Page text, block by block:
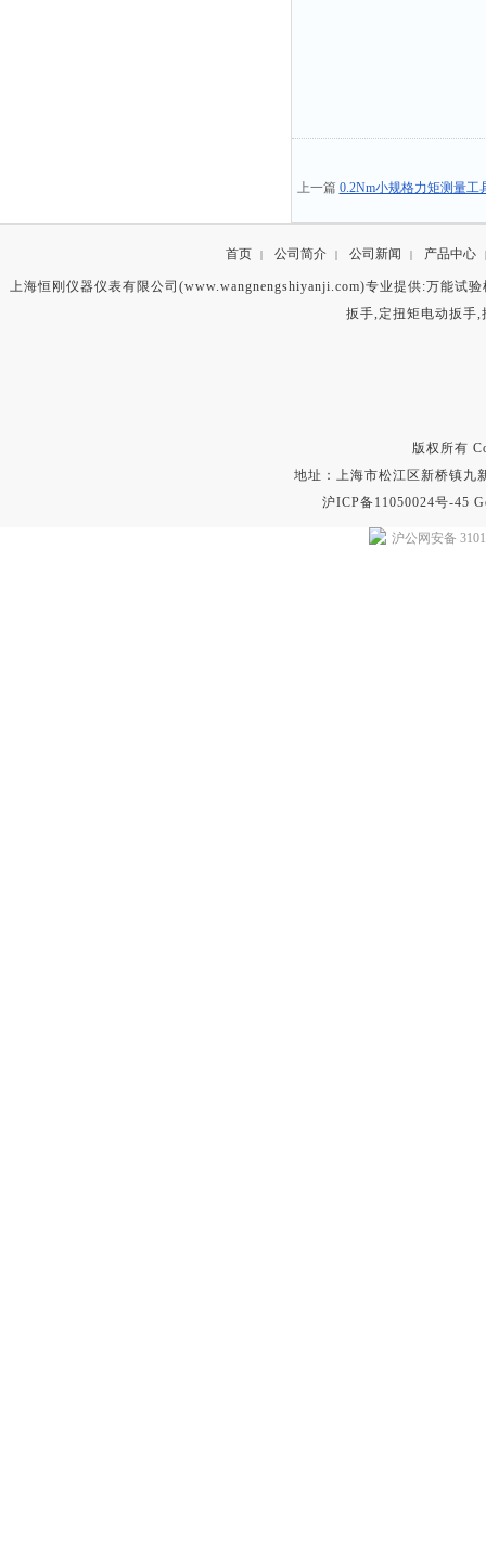
上一篇 0.2Nm小规格力矩测量
首页 | 公司简介 | 公司新闻 | 产品中心 |
上海恒刚仪器仪表有限公司(www.wangnengshiyanji.com)专业提供:万能试验
扳手, 定扭矩电动扳手,
版权所有
地址：上海市松江区新桥镇九
沪ICP备11050024号-45
沪公网安备